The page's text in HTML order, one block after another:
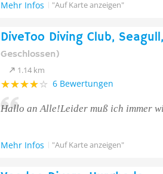
Mehr Infos "Auf Karte anzeigen"
DiveToo Diving Club,
Geschlossen)
1.14 km
6 Bewertungen
Hallo an Alle!Leider muß ich immer
Mehr Infos "Auf Karte anzeigen"